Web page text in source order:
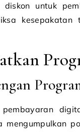
diskon untuk
mengumpulkan